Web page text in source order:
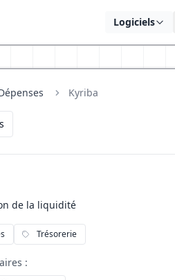
Logiciels
Kyriba
de la liquidité
Trésorerie
: